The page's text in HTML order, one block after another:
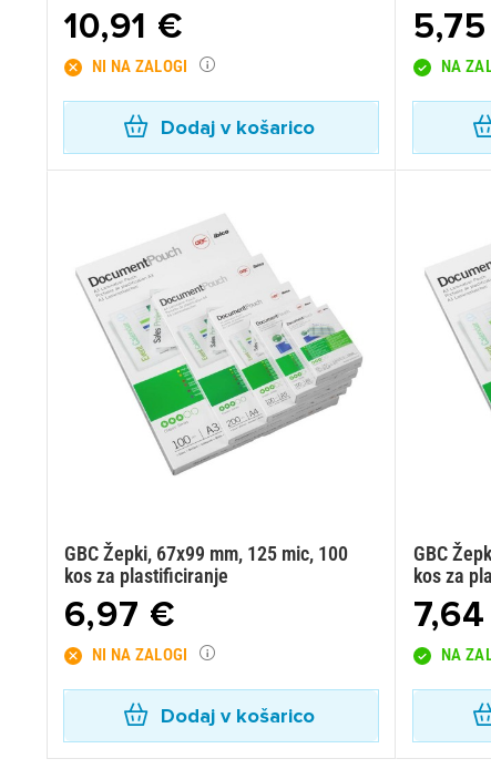
10,91 €
NI NA ZALOGI
Dodaj v košarico
NA
GBC Žepki, 67x99 mm, 125 mic, 100
kos za plastificiranje
6,97 €
NI NA ZALOGI
Dodaj v košarico
GBC
kos za
NA